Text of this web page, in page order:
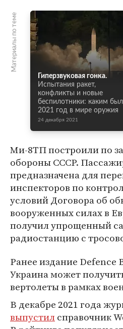
Материалы по теме
Гиперзвуковая гонка.
Испытания ракет,
конфликты и новые
беспилотники: каким был
2021 год в мире оружия
24 декабря 2021
Ми-8ТП построили по
обороны СССР.
предназначена для
инспекторов по
условий Договора об
вооруженных силах в
получил упрощенный
радиостанцию с
Ранее издание Defence
Украина может
вертолеты в рамках
В декабре 2021 года
выпустилсправочник